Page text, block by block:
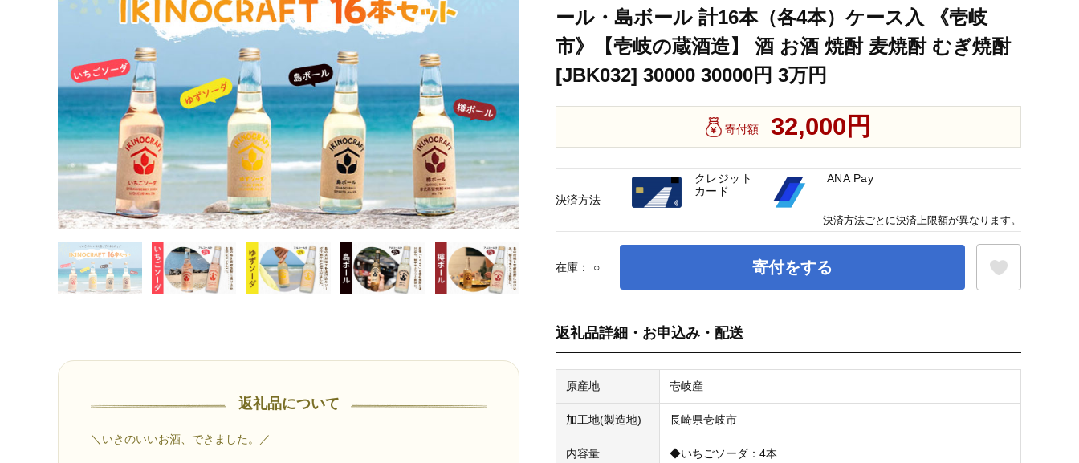
返礼品について
＼いきのいいお酒、できました。／
ール・島ボール 計16本（各4本）ケース入 《壱岐
市》【壱岐の蔵酒造】 酒 お酒 焼酎 麦焼酎 むぎ焼酎
[JBK032] 30000 30000円 3万円
寄付額 32,000円
在庫： ○ 寄付をする
返礼品詳細・お申込み・配送
原産地 壱岐産
加工地(製造地) 長崎県壱岐市
内容量
◆いちごソーダ：4本
決済方法
クレジット
カード
ANA Pay
決済方法ごとに決済上限額が異なります。